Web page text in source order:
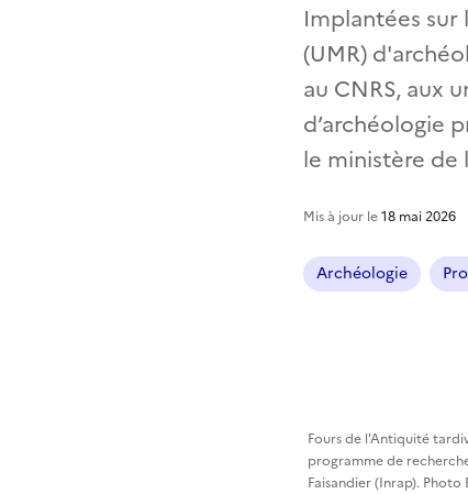
Implantées
(UMR)
au CNRS, aux
d’archéologie
le ministère de
Mis à jour le18 mai 2026
Archéologie
Fours de l'Antiquité
programme de
Faisandier (Inrap). Photo